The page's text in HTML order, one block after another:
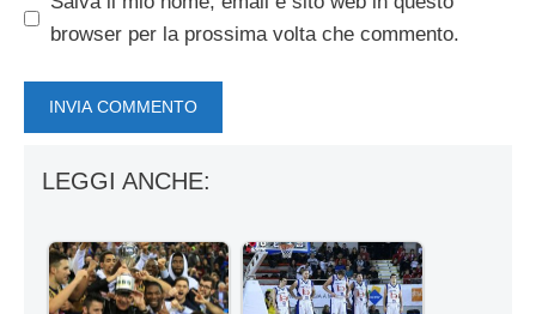
browser per la prossima volta che commento.
LEGGI ANCHE: